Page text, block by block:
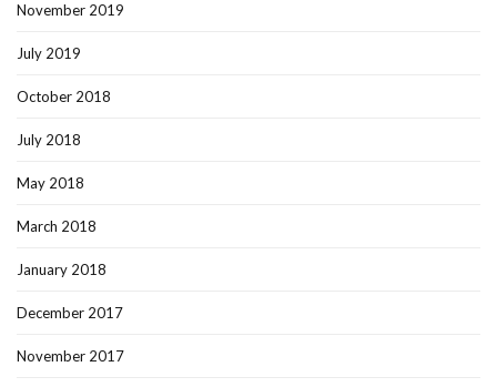
November 2019
July 2019
October 2018
July 2018
May 2018
March 2018
January 2018
December 2017
November 2017